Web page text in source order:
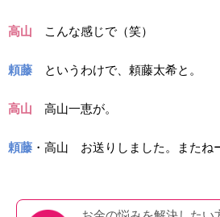
高山 こんな感じで（笑）
頼藤 というわけで、頼藤太希と。
高山 高山一恵が。
頼藤 ・高山 お送りしました。またね